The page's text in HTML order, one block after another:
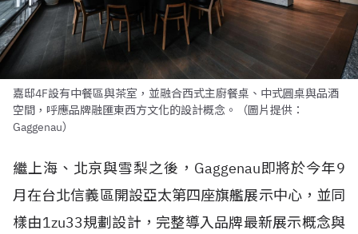
嘉邸4F設有中餐區與茶室，並融合西式主廚餐桌、中式圓桌與品酒
空間，呼應品牌融匯東西方文化的設計概念。（圖片提供：
Gaggenau）
繼上海、北京與雪梨之後，Gaggenau即將於今年9
月在台北信義區開設亞太第四座旗艦展示中心，並同
樣由1zu33規劃設計，完整導入品牌最新展示概念與